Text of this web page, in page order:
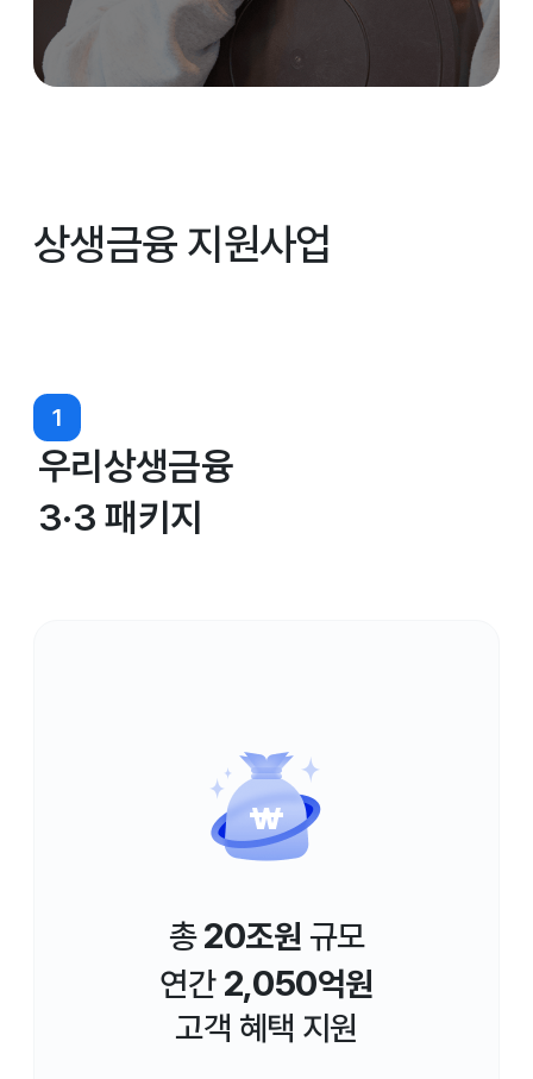
상생금융 지원사업
1
우리상생금융
3·3 패키지
총20조원 규모
연간 2,050억원
고객 혜택 지원